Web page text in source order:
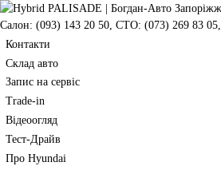
Салон: (093) 143 20 50, СТО: (073) 269 83 05,
Контакти
Склад авто
Запис на сервіс
Trade-in
Відеоогляд
Тест-Драйв
Про Hyundai